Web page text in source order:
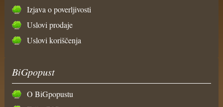
Izjava o poverljivosti
Uslovi prodaje
Uslovi koriščenja
BiGpopust
O BiGpopustu